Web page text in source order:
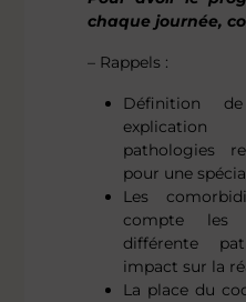
chaque journée,
– Rappels :
Définition
explication
pathologies
pour une
Les
compte les
différente
impact sur la
La place du